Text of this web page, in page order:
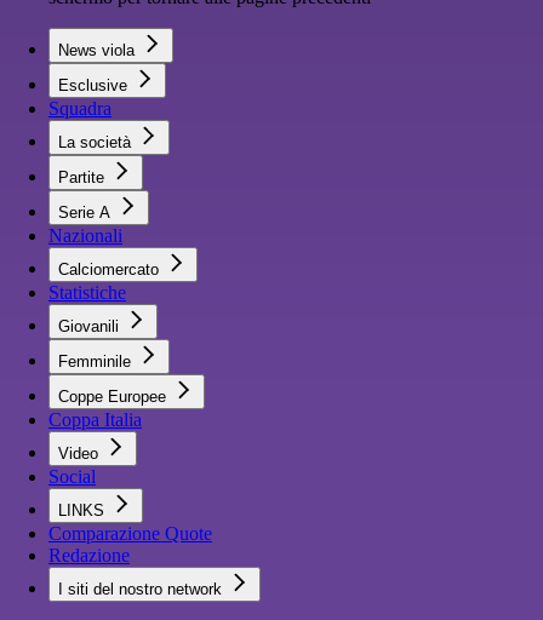
News viola
Esclusive
Squadra
La società
Partite
Serie A
Nazionali
Calciomercato
Statistiche
Giovanili
Femminile
Coppe Europee
Coppa Italia
Video
Social
LINKS
Comparazione Quote
Redazione
I siti del nostro network